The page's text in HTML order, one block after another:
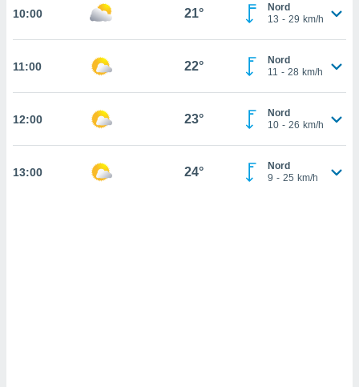
de
des
sur
10:00 21°
Nord
13 - 29 km/h
11:00 22°
Nord
11 - 28 km/h
12:00 23°
Nord
10 - 26 km/h
13:00 24°
Nord
9 - 25 km/h